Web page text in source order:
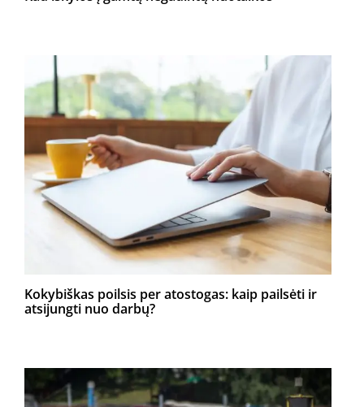
Kokybiškas poilsis per atostogas: kaip pailsėti ir
atsijungti nuo darbų?